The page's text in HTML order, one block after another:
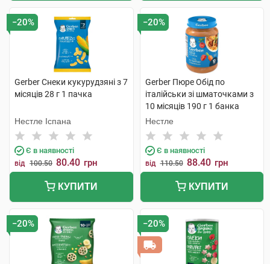
−20%
Gerber Снеки кукурудзяні з 7
місяців 28 г 1 пачка
Нестле Іспана
Є в наявності
від 100.50 80.40 грн
КУПИТИ
−20%
Gerber Пюре Обід по
італійськи зі шматочками з
10 місяців 190 г 1 банка
Нестле
Є в наявності
від 110.50 88.40 грн
КУПИТИ
−20% −20%